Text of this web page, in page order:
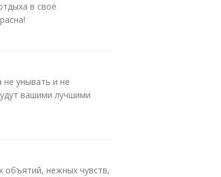
в своё
унывать и не
вашими лучшими
объятий, нежных чувств,